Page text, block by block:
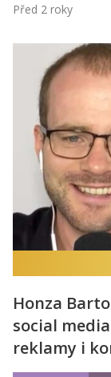
Před 2 roky
Honza
social
reklamy i